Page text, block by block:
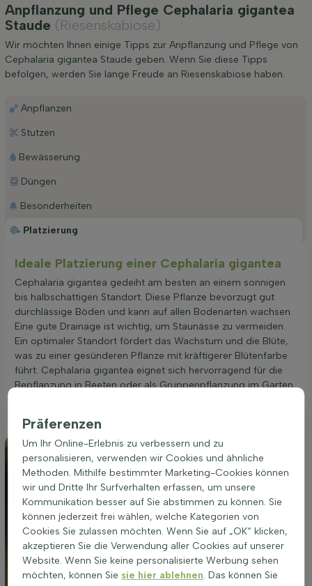
Anpflanzung und Pflege Cephalaria gigantea
Staude (Riesenskabiose)
Wir möchten Ihnen einige Tipps zur Anpflanzung und Pflege von
Cephalaria gigantea Staude geben. Wenn Sie diese Tipps
befolgen, werden Sie lange Freude an Riesenskabiose haben.
Platzierung
Anpflanzen
Stutzen
Bewässerung
Düngen
Besonderheiten
Ideale Platzierung einer Cephalaria gigantea
Cephalaria gigantea gedeiht am besten an einem sonnigen
bis halbschattigen Standort. Diese Pflanze bevorzugt gut
durchlässige Böden und kann auf allen Bodenarten wachsen.
Eine gute Drainage ist wichtig, um Staunässe zu vermeiden.
Ein optimaler Standort fördert das Wachstum und die Blüte,
was zu einer gesünderen Pflanze mit kräftigerer Blütenfarbe
führt. Cephalaria gigantea eignet sich hervorragend für die
Bepflanzung in Beeten oder als Gruppenpflanzung im Garten.
Präferenzen
Um Ihr Online-Erlebnis zu verbessern und zu
personalisieren, verwenden wir Cookies und ähnliche
Methoden. Mithilfe bestimmter Marketing-Cookies können
wir und Dritte Ihr Surfverhalten erfassen, um unsere
Kommunikation besser auf Sie abstimmen zu können. Sie
können jederzeit frei wählen, welche Kategorien von
Cookies Sie zulassen möchten. Wenn Sie auf „OK“ klicken,
akzeptieren Sie die Verwendung aller Cookies auf unserer
Website. Wenn Sie keine personalisierte Werbung sehen
möchten, können Sie sie hier ablehnen. Das können Sie